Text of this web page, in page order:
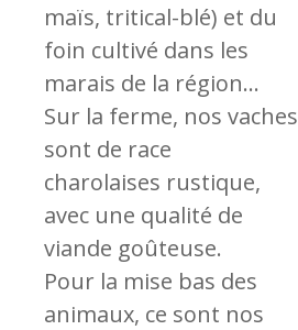
maïs, tritical-blé) et du
foin cultivé dans les
marais de la région...
Sur la ferme, nos vaches
sont de race
charolaises rustique,
avec une qualité de
viande goûteuse.
Pour la mise bas des
animaux, ce sont nos